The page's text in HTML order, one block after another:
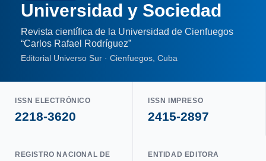
Universidad y Sociedad
Revista científica de la Universidad de Cienfuegos
“Carlos Rafael Rodríguez”
Editorial Universo Sur · Cienfuegos, Cuba
ISSN ELECTRÓNICO
2218-3620
ISSN IMPRESO
2415-2897
REGISTRO NACIONAL DE
ENTIDAD EDITORA